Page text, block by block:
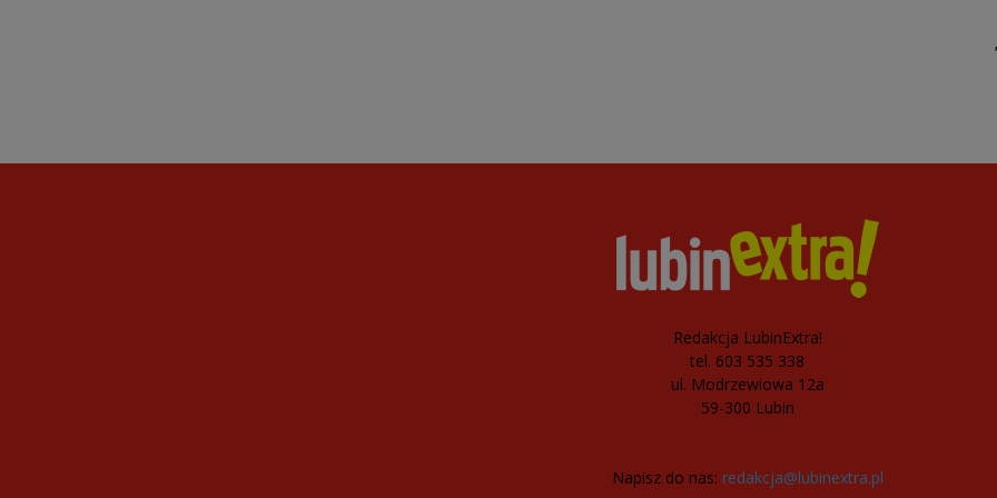
Redakcja LubinExtra!
tel. 603 535 338
ul. Modrzewiowa 12a
59-300 Lubin
Napisz do nas: redakcja@lubinextra.pl